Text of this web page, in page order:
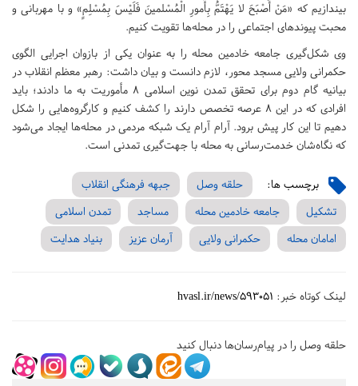
بیندازیم که «مَنْ أَصْبَحَ لا یَهْتَمُّ بِأُمورِ الْمُسْلمینَ فَلَیْسَ بِمُسْلِمٍ» و با مهربانی و
محبت پیوندهای اجتماعی را در محله‌ها تقویت کنیم.
وی شکل‌گیری جامعه خادمین محله را به عنوان یکی از بازوان اجرایی الگوی
حکمرانی ولایی مسجد محور، لازم دانست و بیان داشت: رهبر معظم انقلاب در
بیانیه گام دوم برای تحقق تمدن نوین اسلامی ۸ مأموریت به ما دادند؛ باید
افرادی که در این ۸ عرصه تخصص دارند را کشف کنیم و کارگروه‌هایی را شکل
دهیم تا این کار پیش برود. آرام آرام یک شبکه مردمی در محله‌ها ایجاد می‌شود
که نگاه‌شان خدمت‌رسانی به محله با جهت‌گیری تمدنی است.
برچسب ها: حلقه وصل
جبهه فرهنگی انقلاب
تشکیل
جامعه خادمین محله مساجد
تمدن اسلامی
امامان محله
حکمرانی ولایی آرمان عزیز بنیاد هدایت
لینک کوتاه خبر: hvasl.ir/news/593051
حلقه وصل را در پیام‌رسان‌ها دنبال کنید